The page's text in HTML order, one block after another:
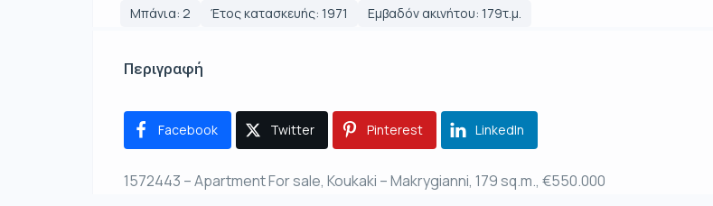
Μπάνια: 2 Έτος κατασκευής: 1971 Εμβαδόν ακινήτου: 179τ.μ.
Περιγραφή
Facebook Twitter Pinterest LinkedIn
1572443 – Apartment For sale, Koukaki – Makrygianni, 179 sq.m., €550.000